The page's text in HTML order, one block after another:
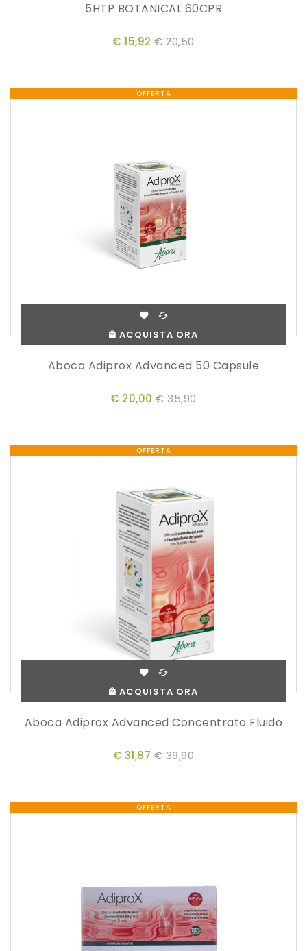
5HTP BOTANICAL 60CPR
€ 15,92 € 20,50
OFFERTA
ACQUISTA ORA
Aboca Adiprox Advanced 50 Capsule
€ 20,00 € 35,90
OFFERTA
ACQUISTA ORA
Aboca Adiprox Advanced Concentrato Fluido
€ 31,87 € 39,90
OFFERTA